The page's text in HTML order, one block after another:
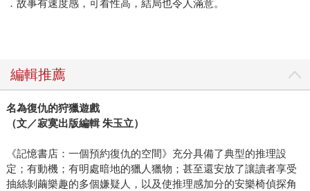
．故事有速度感，可看性高，結局也令人滿意。
編輯推薦
名為復仇的狩獵遊戲
（文／寂寞出版編輯 朱玉立）
《記憶書店：一個預約復仇的空間》充分具備了典型的推理設
定；有動機；有明處暗地的獵人獵物；甚至還安放了讓讀者享受
抽絲剝繭樂趣的多個嫌疑人，以及使推理感加分的安樂椅偵探角